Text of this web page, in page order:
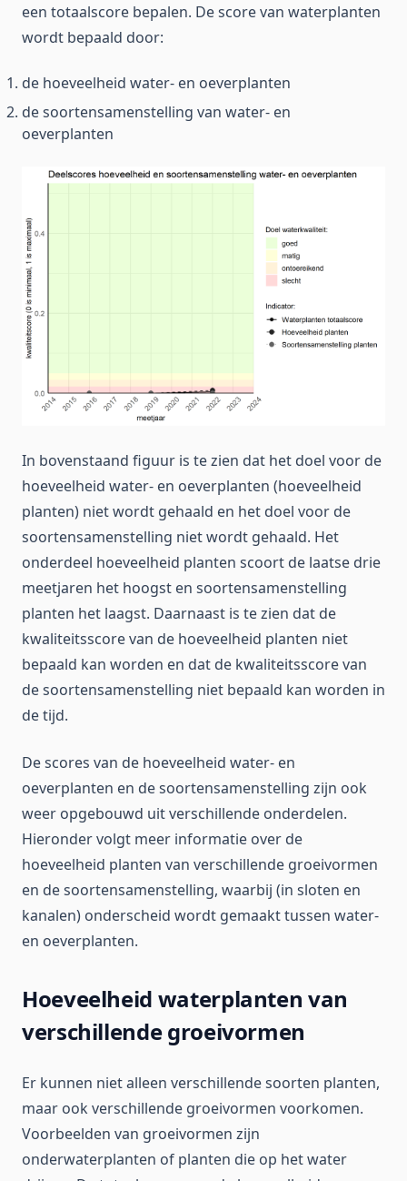
een totaalscore bepalen. De score van waterplanten
wordt bepaald door:
de hoeveelheid water- en oeverplanten
de soortensamenstelling van water- en
oeverplanten
In bovenstaand figuur is te zien dat het doel voor de
hoeveelheid water- en oeverplanten (hoeveelheid
planten) niet wordt gehaald en het doel voor de
soortensamenstelling niet wordt gehaald. Het
onderdeel hoeveelheid planten scoort de laatse drie
meetjaren het hoogst en soortensamenstelling
planten het laagst. Daarnaast is te zien dat de
kwaliteitsscore van de hoeveelheid planten niet
bepaald kan worden en dat de kwaliteitsscore van
de soortensamenstelling niet bepaald kan worden in
de tijd.
De scores van de hoeveelheid water- en
oeverplanten en de soortensamenstelling zijn ook
weer opgebouwd uit verschillende onderdelen.
Hieronder volgt meer informatie over de
hoeveelheid planten van verschillende groeivormen
en de soortensamenstelling, waarbij (in sloten en
kanalen) onderscheid wordt gemaakt tussen water-
en oeverplanten.
Hoeveelheid waterplanten van
verschillende groeivormen
Er kunnen niet alleen verschillende soorten planten,
maar ook verschillende groeivormen voorkomen.
Voorbeelden van groeivormen zijn
onderwaterplanten of planten die op het water